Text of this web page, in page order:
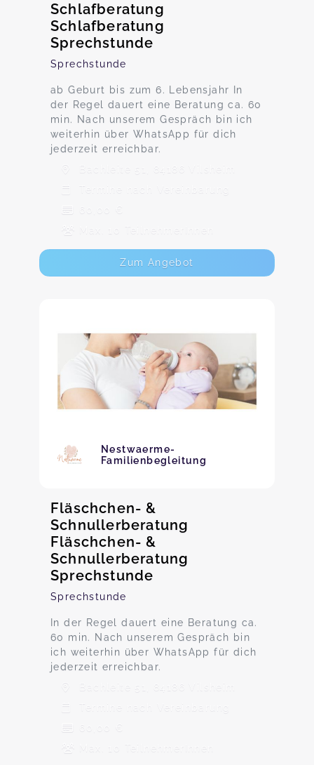
Schlafberatung
Schlafberatung
Sprechstunde
Sprechstunde
ab Geburt bis zum 6. Lebensjahr In
der Regel dauert eine Beratung ca. 60
min. Nach unserem Gespräch bin ich
weiterhin über WhatsApp für dich
jederzeit erreichbar.
Bachleite 51, 84186 Vilsheim
Termine nach Vereinbarung
60,00 €
Max. 10 TeilnehmerInnen
Zum Angebot
Nestwaerme-
Familienbegleitung
Fläschchen- &
Schnullerberatung
Fläschchen- &
Schnullerberatung
Sprechstunde
Sprechstunde
In der Regel dauert eine Beratung ca.
60 min. Nach unserem Gespräch bin
ich weiterhin über WhatsApp für dich
jederzeit erreichbar.
Bachleite 51, 84186 Vilsheim
Termine nach Vereinbarung
60,00 €
Max. 10 TeilnehmerInnen